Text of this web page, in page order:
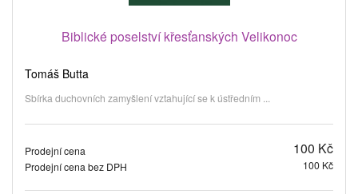
Biblické poselství křesťanských Velikonoc
Tomáš Butta
Sbírka duchovních zamyšlení vztahující se k ústředním ...
Prodejní cena 100 Kč
Prodejní cena bez DPH 100 Kč